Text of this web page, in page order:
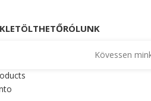
LETÖLTHETŐRÓLUNK
Kövessen